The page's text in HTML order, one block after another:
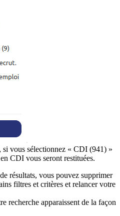
si vous sélectionnez « CDI (941) »
CDI vous seront restituées.
résultats, vous pouvez supprimer
filtres et critères et relancer votre
recherche apparaissent de la façon